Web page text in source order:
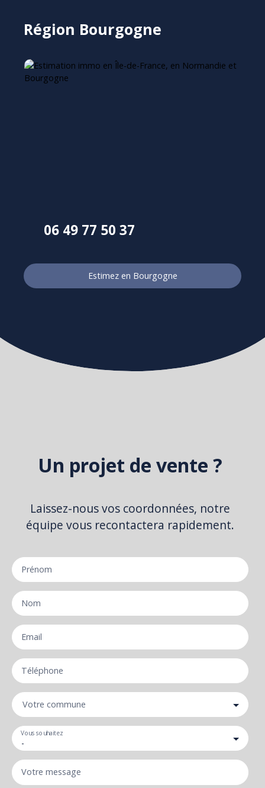
Région Bourgogne
06 49 77 50 37
Estimez en Bourgogne
Un projet de vente ?
Laissez-nous vos coordonnées, notre
équipe vous recontactera rapidement.
Prénom
Nom
Email
Téléphone
Votre commune
-
Vous souhaitez
Votre message